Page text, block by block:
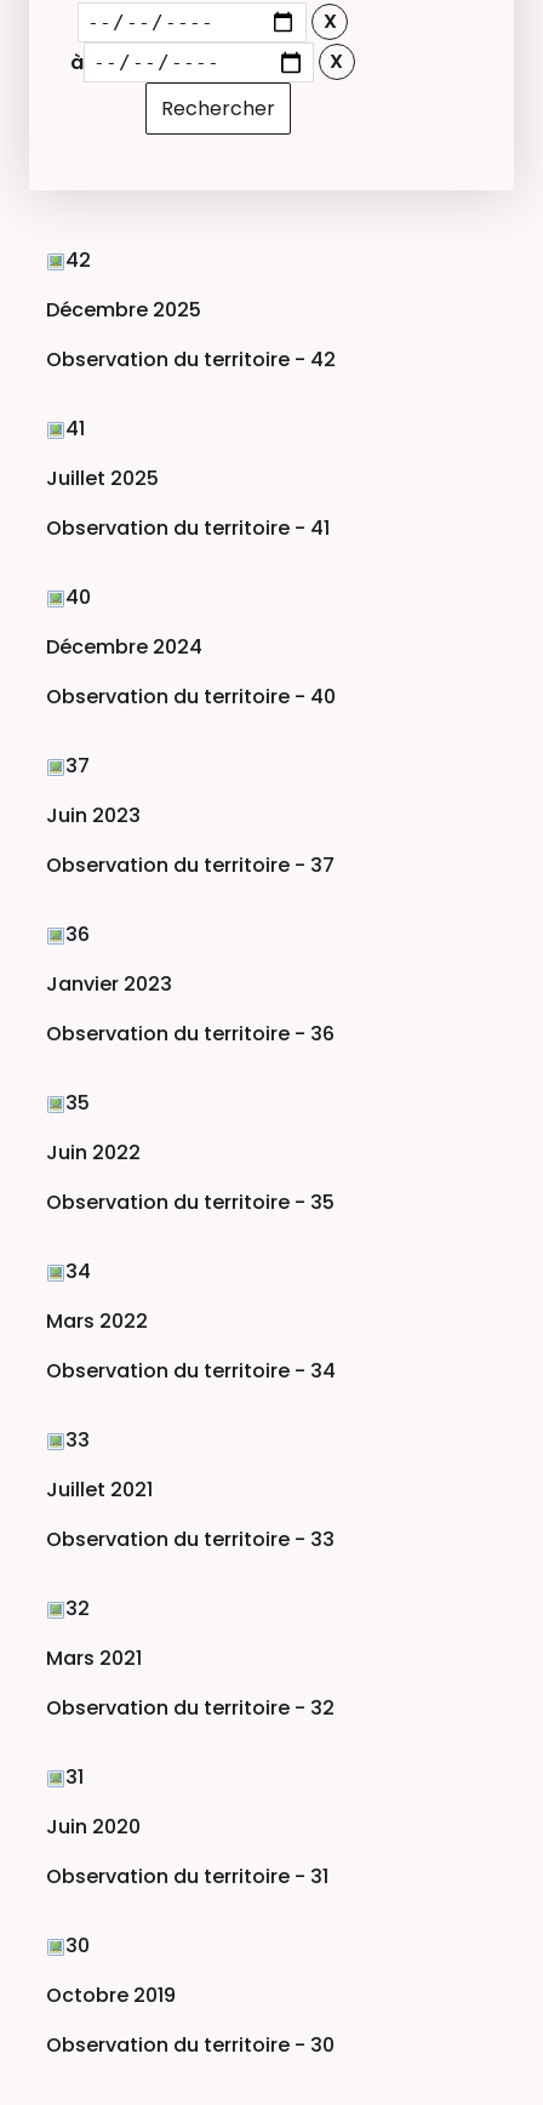
à
42
Décembre 2025
Observation du territoire - 42
41
Juillet 2025
Observation du territoire - 41
40
Décembre 2024
Observation du territoire - 40
37
Juin 2023
Observation du territoire - 37
36
Janvier 2023
Observation du territoire - 36
35
Juin 2022
Observation du territoire - 35
34
Mars 2022
Observation du territoire - 34
33
Juillet 2021
Observation du territoire - 33
32
Mars 2021
Observation du territoire - 32
31
Juin 2020
Observation du territoire - 31
30
Octobre 2019
Observation du territoire - 30